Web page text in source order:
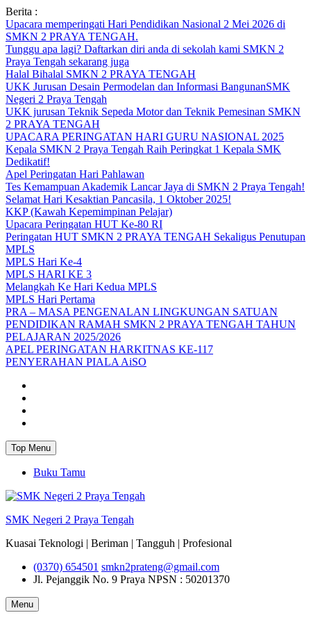
Skip
to
content
Berita :
Upacara memperingati Hari Pendidikan Nasional 2 Mei 2026 di
SMKN 2 PRAYA TENGAH.
Tunggu apa lagi? Daftarkan diri anda di sekolah kami SMKN 2
Praya Tengah sekarang juga
Halal Bihalal SMKN 2 PRAYA TENGAH
UKK Jurusan Desain Permodelan dan Informasi BangunanSMK
Negeri 2 Praya Tengah
UKK jurusan Teknik Sepeda Motor dan Teknik Pemesinan SMKN
2 PRAYA TENGAH
UPACARA PERINGATAN HARI GURU NASIONAL 2025
Kepala SMKN 2 Praya Tengah Raih Peringkat 1 Kepala SMK
Dedikatif!
Apel Peringatan Hari Pahlawan
Tes Kemampuan Akademik Lancar Jaya di SMKN 2 Praya Tengah!
Selamat Hari Kesaktian Pancasila, 1 Oktober 2025!
KKP (Kawah Kepemimpinan Pelajar)
Upacara Peringatan HUT Ke-80 RI
Peringatan HUT SMKN 2 PRAYA TENGAH Sekaligus Penutupan
MPLS
MPLS Hari Ke-4
MPLS HARI KE 3
Melangkah Ke Hari Kedua MPLS
MPLS Hari Pertama
PRA – MASA PENGENALAN LINGKUNGAN SATUAN
PENDIDIKAN RAMAH SMKN 2 PRAYA TENGAH TAHUN
PELAJARAN 2025/2026
APEL PERINGATAN HARKITNAS KE-117
PENYERAHAN PIALA AiSO
Top Menu
Buku Tamu
SMK Negeri 2 Praya Tengah
Kuasai Teknologi | Beriman | Tangguh | Profesional
(0370) 654501 smkn2prateng@gmail.com
Jl. Pejanggik No. 9 Praya NPSN : 50201370
Menu